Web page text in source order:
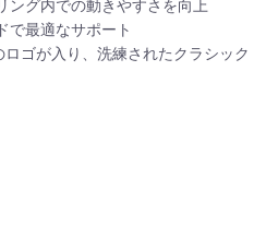
ング内での動きやすさを向上
で最適なサポート
ロゴが入り、洗練されたクラシック